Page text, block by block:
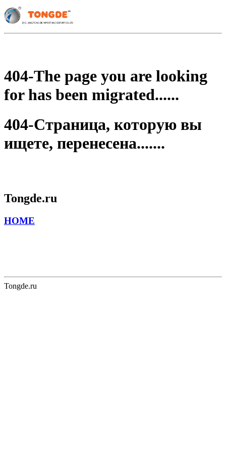
404-The page you are looking
for has been migrated......
404-Страница, которую вы
ищете, перенесена.......
Tongde.ru
HOME
Tongde.ru